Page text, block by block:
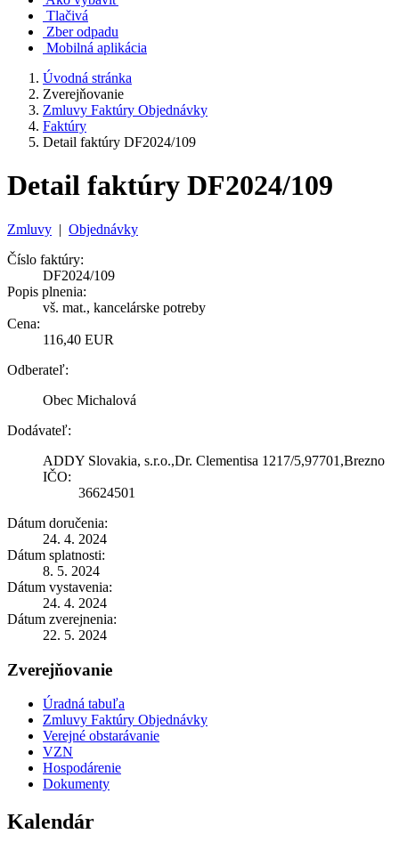
Tlačivá
Zber odpadu
Mobilná aplikácia
Úvodná stránka
Zverejňovanie
Zmluvy Faktúry Objednávky
Faktúry
Detail faktúry DF2024/109
Detail faktúry DF2024/109
Zmluvy | Objednávky
Číslo faktúry:
DF2024/109
Popis plnenia:
vš. mat., kancelárske potreby
Cena:
116,40 EUR
Odberateľ:
Obec Michalová
Dodávateľ:
ADDY Slovakia, s.r.o.,Dr. Clementisa 1217/5,97701,Brezno
IČO:
36624501
Dátum doručenia:
24. 4. 2024
Dátum splatnosti:
8. 5. 2024
Dátum vystavenia:
24. 4. 2024
Dátum zverejnenia:
22. 5. 2024
Zverejňovanie
Úradná tabuľa
Zmluvy Faktúry Objednávky
Verejné obstarávanie
VZN
Hospodárenie
Dokumenty
Kalendár